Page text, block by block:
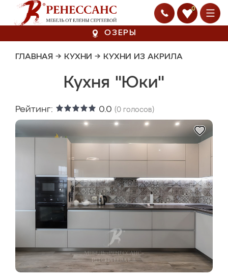
0
ОЗЕРЫ
ГЛАВНАЯ → КУХНИ → КУХНИ ИЗ АКРИЛА
Кухня "Юки"
Рейтинг: 0.0 (0 голосов)